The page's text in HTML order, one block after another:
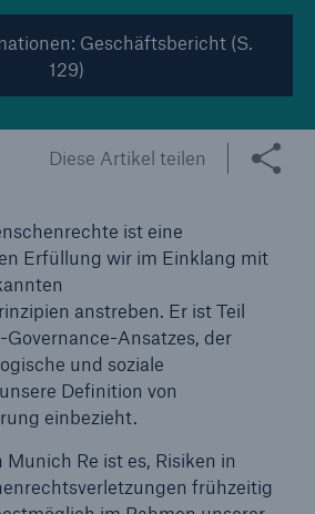
Geschäftsbericht (S.
129)
Diese Artikel teilen
ist eine
Erfüllung wir im Einklang mit
anstreben. Er ist Teil
Governance-Ansatzes, der
und soziale
Definition von
einbezieht.
Munich Re ist es, Risiken in
frühzeitig
2025